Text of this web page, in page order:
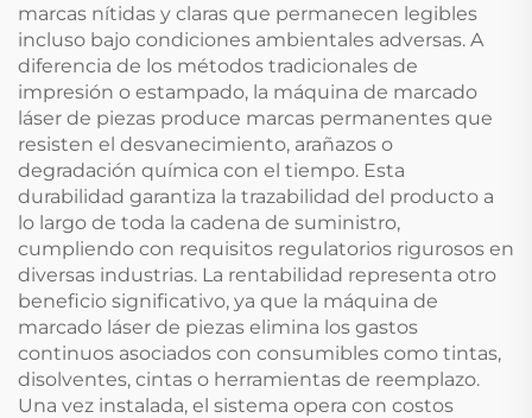
marcas nítidas y claras que permanecen legibles
incluso bajo condiciones ambientales adversas. A
diferencia de los métodos tradicionales de
impresión o estampado, la máquina de marcado
láser de piezas produce marcas permanentes que
resisten el desvanecimiento, arañazos o
degradación química con el tiempo. Esta
durabilidad garantiza la trazabilidad del producto a
lo largo de toda la cadena de suministro,
cumpliendo con requisitos regulatorios rigurosos en
diversas industrias. La rentabilidad representa otro
beneficio significativo, ya que la máquina de
marcado láser de piezas elimina los gastos
continuos asociados con consumibles como tintas,
disolventes, cintas o herramientas de reemplazo.
Una vez instalada, el sistema opera con costos